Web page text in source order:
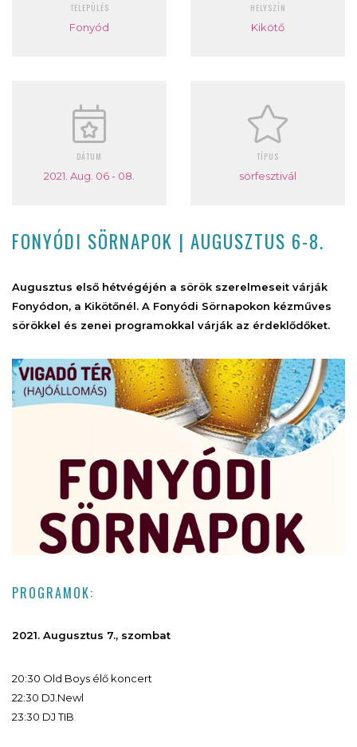
TELEPÜLÉS
Fonyód
HELYSZÍN
Kikötő
DÁTUM
2021. Aug. 06 - 08.
TÍPUS
sörfesztivál
FONYÓDI SÖRNAPOK | AUGUSZTUS 6-8.
Augusztus első hétvégéjén a sörök szerelmeseit várják
Fonyódon, a Kikötőnél. A Fonyódi Sörnapokon kézműves
sörökkel és zenei programokkal várják az érdeklődőket.
PROGRAMOK:
2021. Augusztus 7., szombat
20:30 Old Boys élő koncert
22:30 DJ.Newl
23:30 DJ TIB